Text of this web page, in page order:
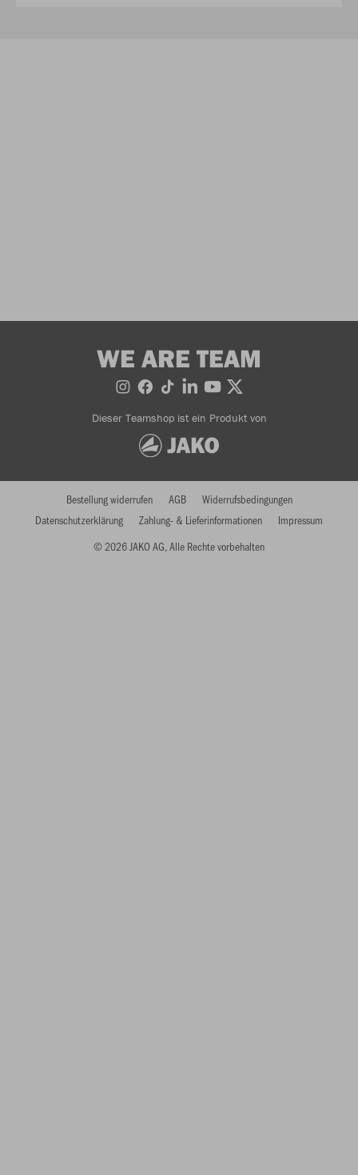
WE ARE TEAM
Dieser Teamshop ist ein Produkt von
© 2026 JAKO AG, Alle Rechte vorbehalten
Bestellung widerrufen AGB
Widerrufsbedingungen
Datenschutzerklärung
Zahlung- & Lieferinformationen Impressum